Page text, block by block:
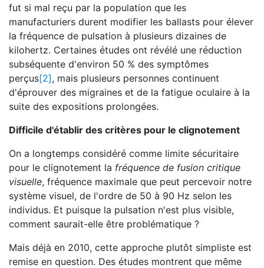
fut si mal reçu par la population que les
manufacturiers durent modifier les ballasts pour élever
la fréquence de pulsation à plusieurs dizaines de
kilohertz. Certaines études ont révélé une réduction
subséquente d'environ 50 % des symptômes
perçus[2], mais plusieurs personnes continuent
d'éprouver des migraines et de la fatigue oculaire à la
suite des expositions prolongées.
Difficile d'établir des critères pour le clignotement
On a longtemps considéré comme limite sécuritaire
pour le clignotement la fréquence de fusion critique
visuelle, fréquence maximale que peut percevoir notre
système visuel, de l'ordre de 50 à 90 Hz selon les
individus. Et puisque la pulsation n'est plus visible,
comment saurait-elle être problématique ?
Mais déjà en 2010, cette approche plutôt simpliste est
remise en question. Des études montrent que même